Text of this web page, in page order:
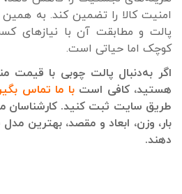
امنیت کالا را تضمین کند. به
پالت و مطابقت آن با نیازهای
کوچک اما حیاتی است.
اگر به‌دنبال پالت چوبی با
هستید، کافی است با ما تماس
طریق سایت ثبت کنید. کارشناسان
بار، وزن، ابعاد و مقصد، بهترین
دهند.